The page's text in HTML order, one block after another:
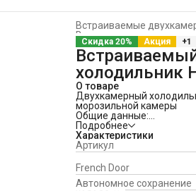
Встраиваемые
Встраиваемые
Встраиваемая
Главная ›
Скидка 20% Акция +1
холодильник
О товаре
Двухкамерный
морозильной камеры
Общие данные:
Размеры:
высота (см): 177,5
ширина (см): 54
глубина (см): 54,5
Общий объем/ Полезный
Холодильника (л): 275/
Холодильной камеры (л):
Подробнее
Характеристики
Артикул
French Door
Автономное сохранение